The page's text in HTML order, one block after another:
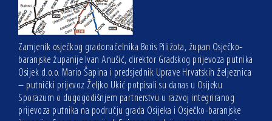
Zamjenik osječkog gradonačelnika Boris Piližota, župan Osječko-
baranjske županije Ivan Anušić, direktor Gradskog prijevoza putnika
Osijek d.o.o. Mario Šapina i predsjednik Uprave Hrvatskih željeznica
– putnički prijevoz Željko Ukić potpisali su danas u Osijeku
Sporazum o dugogodišnjem partnerstvu u razvoj integriranog
prijevoza putnika na području grada Osijeka i Osječko-baranjske